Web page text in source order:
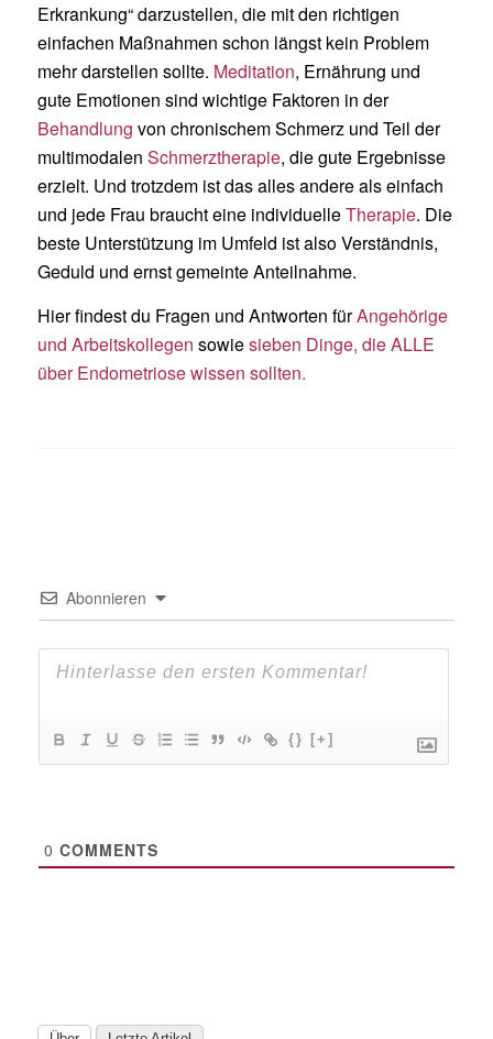
Erkrankung“ darzustellen, die mit den richtigen
einfachen Maßnahmen schon längst kein Problem
mehr darstellen sollte. Meditation, Ernährung und
gute Emotionen sind wichtige Faktoren in der
Behandlung von chronischem Schmerz und Teil der
multimodalen Schmerztherapie, die gute Ergebnisse
erzielt. Und trotzdem ist das alles andere als einfach
und jede Frau braucht eine individuelleTherapie. Die
beste Unterstützung im Umfeld ist also Verständnis,
Geduld und ernst gemeinte Anteilnahme.
Hier findest du Fragen und Antworten fürAngehörige
und Arbeitskollegen sowiesieben Dinge, die ALLE
über Endometriose wissen sollten.
Abonnieren
{} [+]
0 COMMENTS